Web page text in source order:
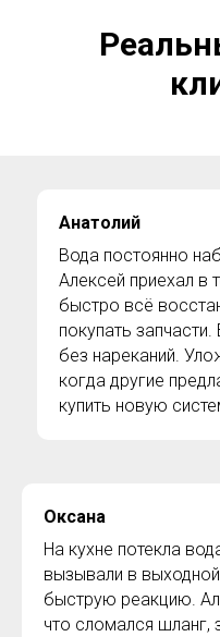
Анатолий
Вода постоянно
Алексей приехал в
быстро всё
покупать
без нареканий.
когда другие
купить новую
Оксана
На кухне потекла
вызывали в
быструю реакцию.
что сломался шланг,